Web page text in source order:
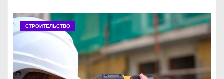
СТРОИТЕЛЬСТВО